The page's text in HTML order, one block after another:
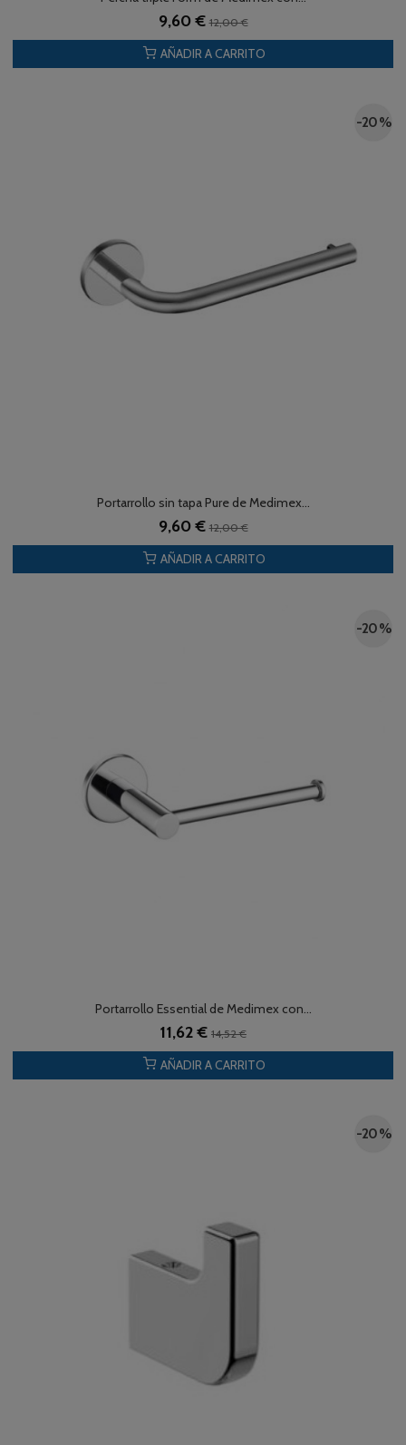
9,60 €12,00 €
AÑADIR A CARRITO
-20 %
Portarrollo sin tapa Pure de Medimex...
9,60 €12,00 €
AÑADIR A CARRITO
-20 %
Portarrollo Essential de Medimex con...
11,62 € 14,52 €
AÑADIR A CARRITO
-20 %